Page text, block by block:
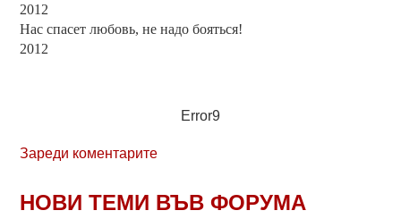
2012
Нас спасет любовь, не надо бояться!
2012
Error9
Зареди коментарите
НОВИ ТЕМИ ВЪВ ФОРУМА